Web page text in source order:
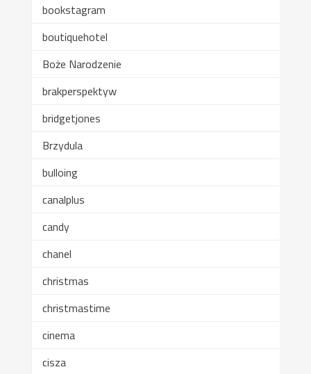
bookstagram
boutiquehotel
Boże Narodzenie
brakperspektyw
bridgetjones
Brzydula
bulloing
canalplus
candy
chanel
christmas
christmastime
cinema
cisza